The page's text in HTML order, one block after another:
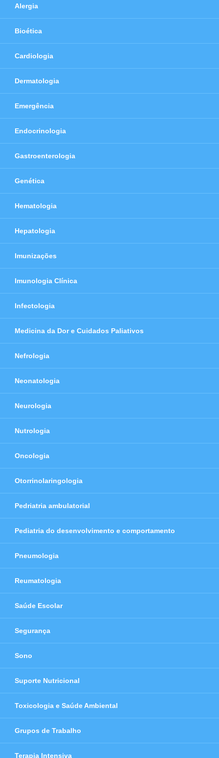
Alergia
Bioética
Cardiologia
Dermatologia
Emergência
Endocrinologia
Gastroenterologia
Genética
Hematologia
Hepatologia
Imunizações
Imunologia Clínica
Infectologia
Medicina da Dor e Cuidados Paliativos
Nefrologia
Neonatologia
Neurologia
Nutrologia
Oncologia
Otorrinolaringologia
Pedriatria ambulatorial
Pediatria do desenvolvimento e comportamento
Pneumologia
Reumatologia
Saúde Escolar
Segurança
Sono
Suporte Nutricional
Toxicologia e Saúde Ambiental
Grupos de Trabalho
Terapia Intensiva